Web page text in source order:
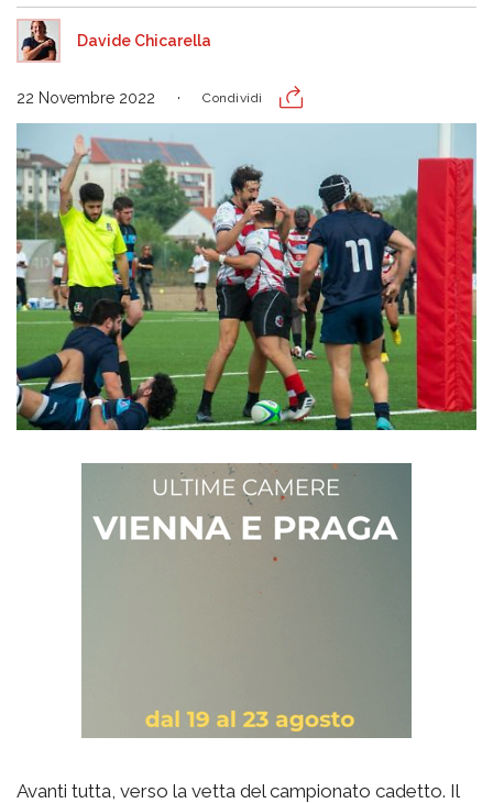
Davide Chicarella
22 Novembre 2022 Condividi
Avanti tutta, verso la vetta del campionato cadetto. Il